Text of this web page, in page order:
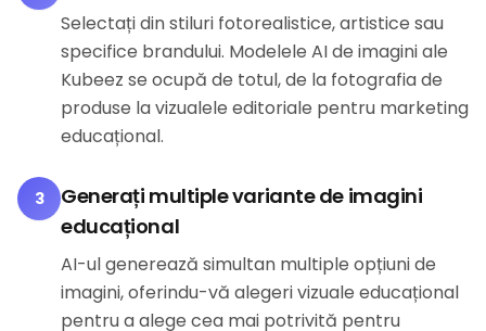
Selectați din stiluri fotorealistice, artistice sau
specifice brandului. Modelele AI de imagini ale
Kubeez se ocupă de totul, de la fotografia de
produse la vizualele editoriale pentru marketing
educațional.
3
Generați multiple variante de imagini
educațional
AI-ul generează simultan multiple opțiuni de
imagini, oferindu-vă alegeri vizuale educațional
pentru a alege cea mai potrivită pentru